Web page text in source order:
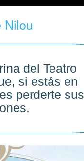
Nilou
del Teatro
si estás en
perderte sus